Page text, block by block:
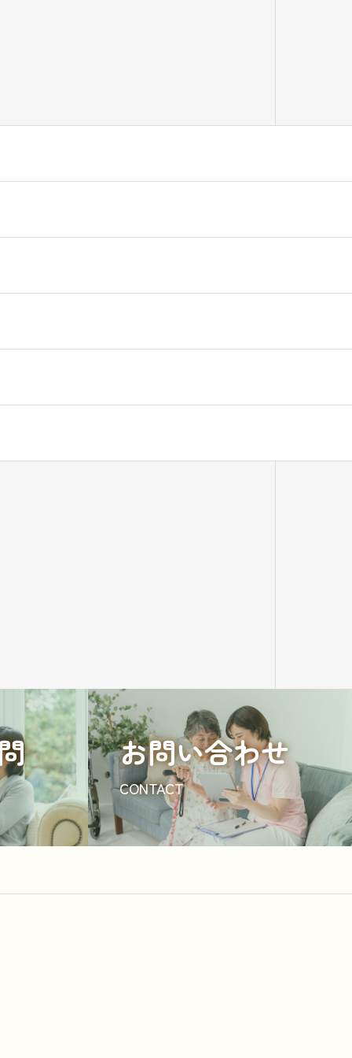
お問い合わせ
CONTACT